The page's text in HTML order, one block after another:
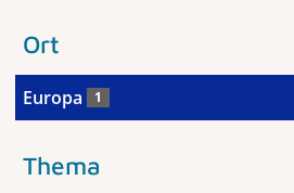
Ort
Europa 1
Thema